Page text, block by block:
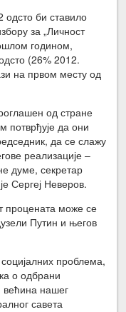
би ставило
за „Личност
годином,
(26% 2012.
на првом месту од
од стране
потврђује да они
да се слажу
реализације –
думе, секретар
Сергеј Неверов.
може се
Путин и његов
проблема,
о одбрани
већина нашег
савета